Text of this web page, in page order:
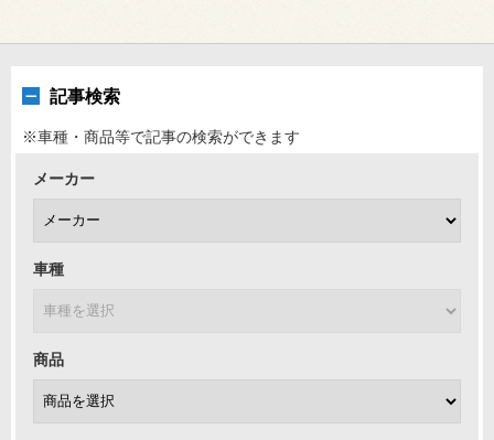
記事検索
※車種・商品等で記事の検索ができます
メーカー
車種
商品